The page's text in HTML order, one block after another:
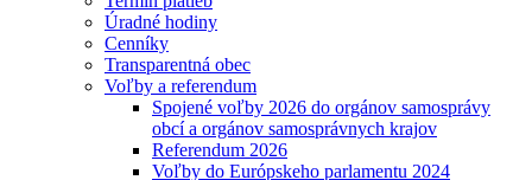
Úradné hodiny
Cenníky
Transparentná obec
Voľby a referendum
Spojené voľby 2026 do orgánov samosprávy
obcí a orgánov samosprávnych krajov
Referendum 2026
Voľby do Európskeho parlamentu 2024